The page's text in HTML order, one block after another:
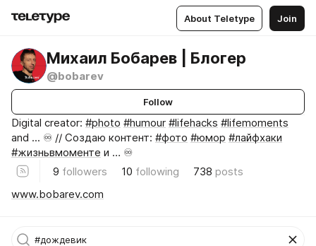
About Teletype Join
Михаил Бобарев | Блогер
@bobarev
Follow
Digital creator: #photo #humour #lifehacks #lifemoments
and ... ♾️ // Создаю контент: #фото #юмор #лайфхаки
#жизньвмоменте и … ♾️
9 followers 10 following 738 posts
www.bobarev.com